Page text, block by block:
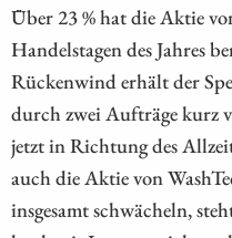
Über 23 % hat die Aktie
Handelstagen des Jahres
Rückenwind erhält der
durch zwei Aufträge kurz
jetzt in Richtung des
auch die Aktie von
insgesamt schwächeln,